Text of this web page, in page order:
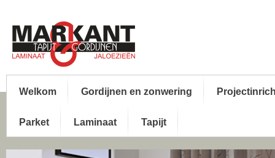
Welkom Gordijnen en zonwering
Parket Laminaat Tapijt